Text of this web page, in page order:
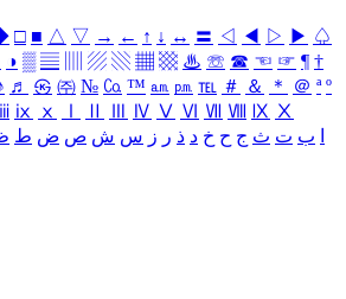
□ ■ △ ▽ → ← ↑ ↓ ↔ 〓 ◁ ◀ ▷ ▶ ♤
◑ ▒ ▤ ▨ ▧ ▦ ▩ ♨ ☏ ☎ ☜ ☞ ¶ †
♬ ㉿ ㈜ № ㏇ ™ ㏂ ㏘ ℡ ＃ ＆ ＊ ＠ ª º
ⅸ ⅹ Ⅳ Ⅴ Ⅵ Ⅶ Ⅷ Ⅸ Ⅹ
ب ت ث ج ح خ د ذ ر ز س ش ص ض ط